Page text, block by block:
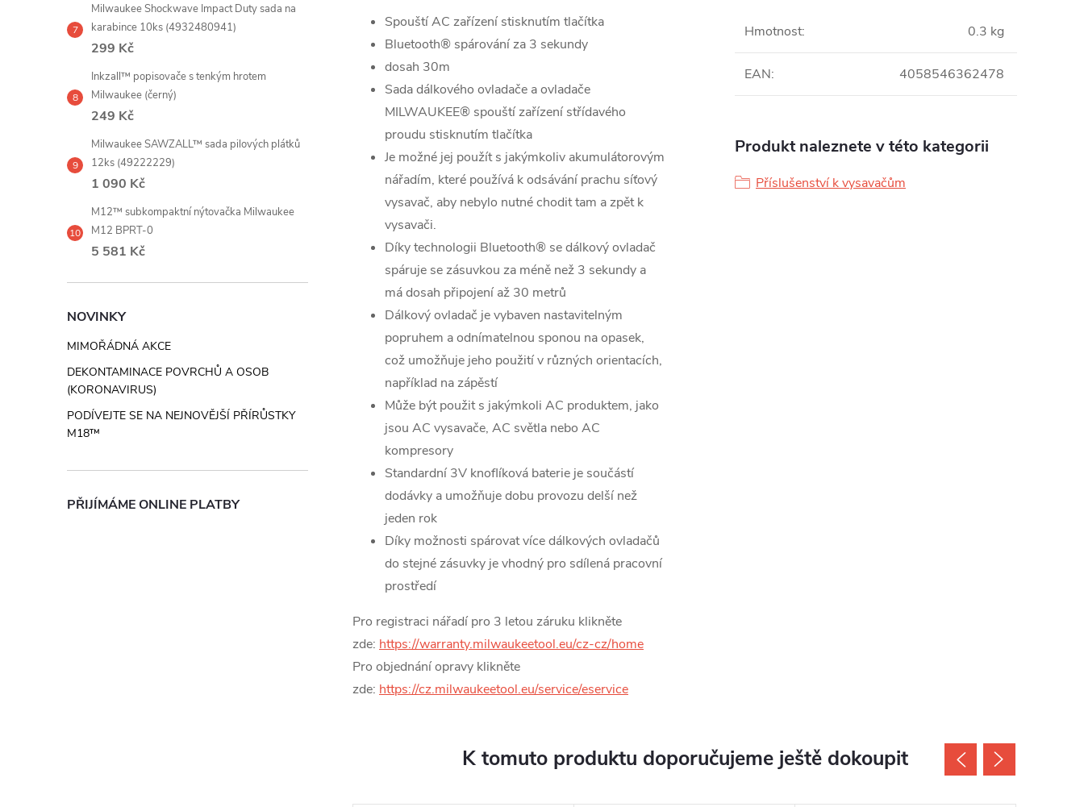
Milwaukee Shockwave Impact Duty sada na
karabince 10ks (4932480941)
299 Kč
Inkzall™ popisovače s tenkým hrotem
Milwaukee (černý)
249 Kč
Milwaukee SAWZALL™ sada pilových plátků
12ks (49222229)
1 090 Kč
M12™ subkompaktní nýtovačka Milwaukee
M12 BPRT-0
5 581 Kč
NOVINKY
MIMOŘÁDNÁ AKCE
DEKONTAMINACE POVRCHŮ A OSOB
(KORONAVIRUS)
PODÍVEJTE SE NA NEJNOVĚJŠÍ PŘÍRŮSTKY
M18™
PŘIJÍMÁME ONLINE PLATBY
Spouští AC zařízení stisknutím tlačítka
Bluetooth® spárování za 3 sekundy
dosah 30m
Sada dálkového ovladače a ovladače
MILWAUKEE® spouští zařízení střídavého
proudu stisknutím tlačítka
Je možné jej použít s jakýmkoliv akumulátorovým
nářadím, které používá k odsávání prachu síťový
vysavač, aby nebylo nutné chodit tam a zpět k
vysavači.
Díky technologii Bluetooth® se dálkový ovladač
spáruje se zásuvkou za méně než 3 sekundy a
má dosah připojení až 30 metrů
Dálkový ovladač je vybaven nastavitelným
popruhem a odnímatelnou sponou na opasek,
což umožňuje jeho použití v různých orientacích,
například na zápěstí
Může být použit s jakýmkoli AC produktem, jako
jsou AC vysavače, AC světla nebo AC
kompresory
Standardní 3V knoflíková baterie je součástí
dodávky a umožňuje dobu provozu delší než
jeden rok
Díky možnosti spárovat více dálkových ovladačů
do stejné zásuvky je vhodný pro sdílená pracovní
prostředí
Pro registraci nářadí pro 3 letou záruku klikněte
zde: https://warranty.milwaukeetool.eu/cz-cz/home
Pro objednání opravy klikněte
zde: https://cz.milwaukeetool.eu/service/eservice
Hmotnost: 0.3 kg
EAN: 4058546362478
Produkt naleznete v této kategorii
Příslušenství k vysavačům
K tomuto produktu doporučujeme ještě dokoupit